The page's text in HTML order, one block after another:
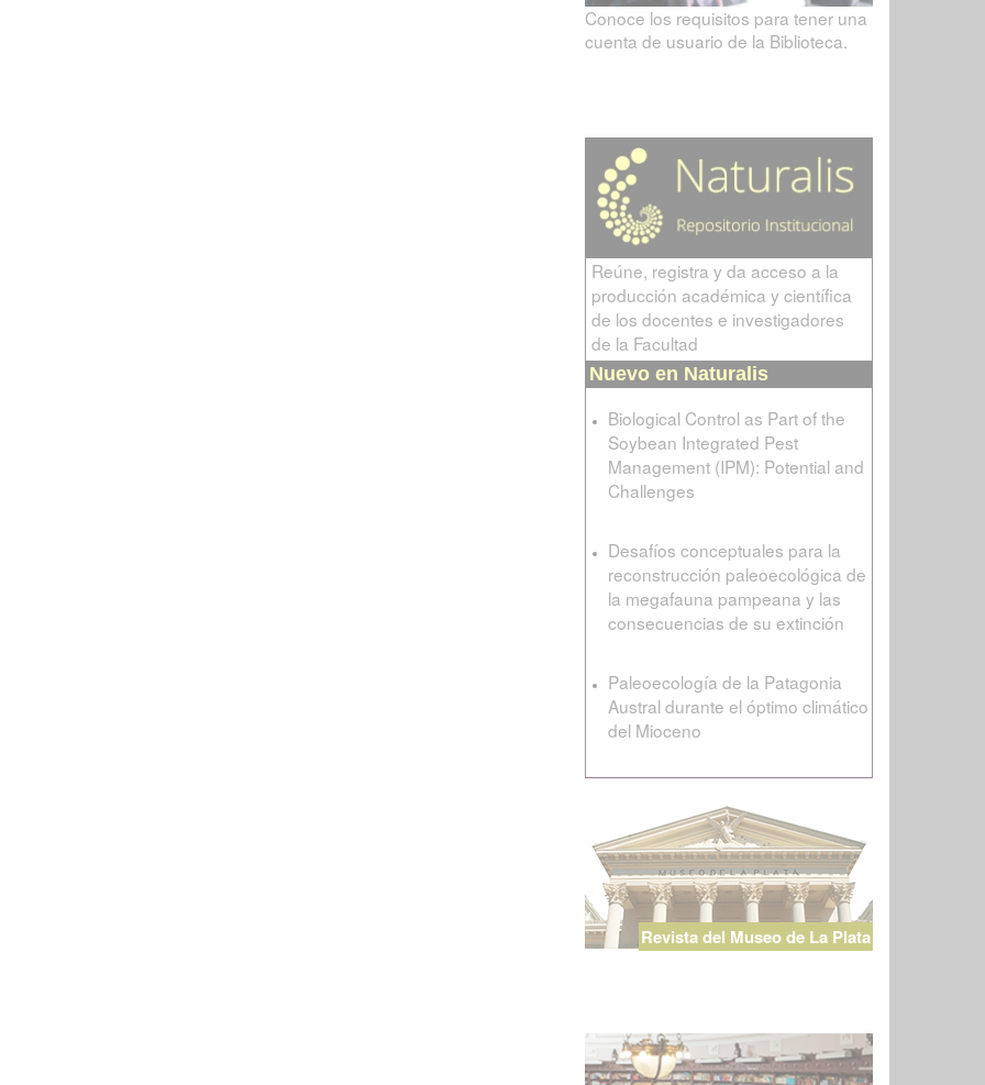
Conoce los requisitos para tener una
cuenta de usuario de la Biblioteca.
Reúne, registra y da acceso a la
producción académica y científica
de los docentes e investigadores
de la Facultad
Nuevo en Naturalis
Biological Control as Part of the
Soybean Integrated Pest
Management (IPM): Potential and
Challenges
Desafíos conceptuales para la
reconstrucción paleoecológica de
la megafauna pampeana y las
consecuencias de su extinción
Paleoecología de la Patagonia
Austral durante el óptimo climático
del Mioceno
Revista del Museo de La Plata